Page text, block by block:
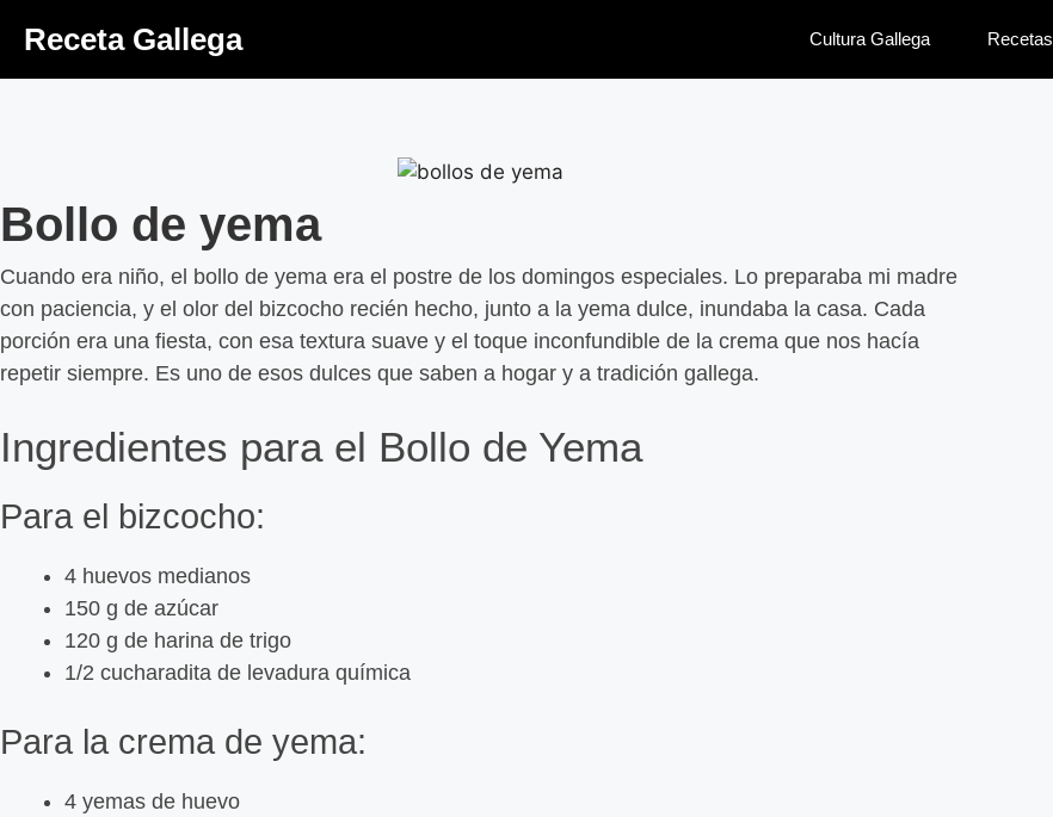
Receta Gallega Cultura Gallega Recetas
Bollo de yema
Cuando era niño, el bollo de yema era el postre de los domingos especiales. Lo preparaba mi madre
con paciencia, y el olor del bizcocho recién hecho, junto a la yema dulce, inundaba la casa. Cada
porción era una fiesta, con esa textura suave y el toque inconfundible de la crema que nos hacía
repetir siempre. Es uno de esos dulces que saben a hogar y a tradición gallega.
Ingredientes para el Bollo de Yema
Para el bizcocho:
4 huevos medianos
150 g de azúcar
120 g de harina de trigo
1/2 cucharadita de levadura química
Para la crema de yema:
4 yemas de huevo